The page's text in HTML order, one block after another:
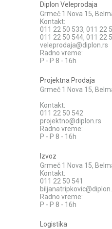
Diplon Veleprodaja
Grmeč 1 Nova 15,
Kontakt:
011 22 50 533, 011 22
011 22 50 544, 011 22
veleprodaja@diplon.rs
Radno vreme:
P - P 8 - 16h
Projektna Prodaja
Grmeč 1 Nova 15,
Kontakt:
011 22 50 542
projektno@diplon.rs
Radno vreme:
P - P 8 - 16h
Izvoz
Grmeč 1 Nova 15,
Kontakt:
011 22 50 541
Radno vreme:
P - P 8 - 16h
Logistika